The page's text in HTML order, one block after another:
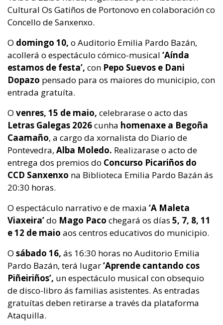
Cultural Os Gatiños de Portonovo en colaboración co
Concello de Sanxenxo.
O domingo 10, o Auditorio Emilia Pardo Bazán,
acollerá o espectáculo cómico-musical ‘Aínda
estamos de festa’, con Pepo Suevos e Dani
Dopazo pensado para os maiores do municipio, con
entrada gratuíta.
O venres, 15 de maio, celebrarase o acto das
Letras Galegas 2026cunha homenaxe a Begoña
Caamaño, a cargo da xornalista do Diario de
Pontevedra, Alba Moledo. Realizarase o acto de
entrega dos premios do Concurso Picariños do
CCD Sanxenxo na Biblioteca Emilia Pardo Bazán ás
20:30 horas.
O espectáculo narrativo e de maxia ‘A Maleta
Viaxeira’do Mago Paco chegará os días 5, 7, 8, 11
e 12 de maio aos centros educativos do municipio.
O sábado 16, ás 16:30 horas no Auditorio Emilia
Pardo Bazán, terá lugar‘Aprende cantando cos
Piñeiriños’, un espectáculo musical con obsequio
de disco-libro ás familias asistentes. As entradas
gratuítas deben retirarse a través da plataforma
Ataquilla.